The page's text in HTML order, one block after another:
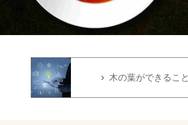
木の葉ができること